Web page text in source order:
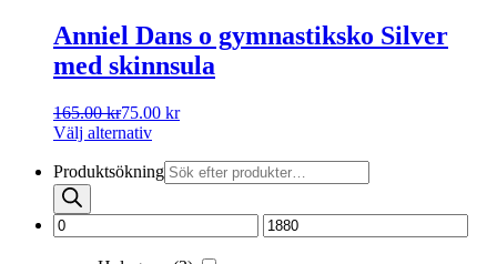
Anniel Dans o gymnastiksko Silver
med skinnsula
165.00kr75.00 kr
Välj alternativ
Produktsökning